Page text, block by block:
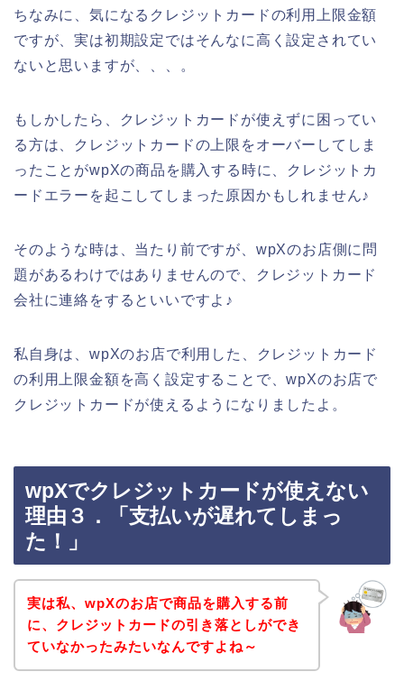
ちなみに、気になるクレジットカードの利用上限金額
ですが、実は初期設定ではそんなに高く設定されてい
ないと思いますが、、、。
もしかしたら、クレジットカードが使えずに困ってい
る方は、クレジットカードの上限をオーバーしてしま
ったことがwpXの商品を購入する時に、クレジットカ
ードエラーを起こしてしまった原因かもしれません♪
そのような時は、当たり前ですが、wpXのお店側に問
題があるわけではありませんので、クレジットカード
会社に連絡をするといいですよ♪
私自身は、wpXのお店で利用した、クレジットカード
の利用上限金額を高く設定することで、wpXのお店で
クレジットカードが使えるようになりましたよ。
wpXでクレジットカードが使えない
理由３．「支払いが遅れてしまっ
た！」
実は私、wpXのお店で商品を購入する前
に、クレジットカードの引き落としができ
ていなかったみたいなんですよね～